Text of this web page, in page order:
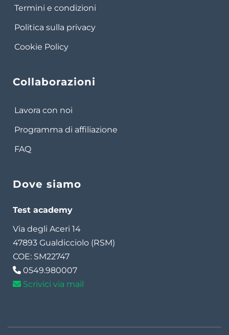
Termini e condizioni
Politica sulla privacy
Cookie Policy
Collaborazioni
Lavora con noi
Programma di affiliazione
FAQ
Dove siamo
Test academy
Via degli Aceri 14
47893 Gualdicciolo (RSM)
COE: SM22747
0549.980007
Scrivici via mail